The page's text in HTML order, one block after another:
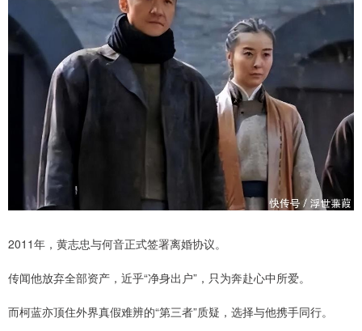
2011年，黄志忠与何音正式签署离婚协议。
传闻他放弃全部资产，近乎“净身出户”，只为奔赴心中所爱。
而柯蓝亦顶住外界真假难辨的“第三者”质疑，选择与他携手同行。